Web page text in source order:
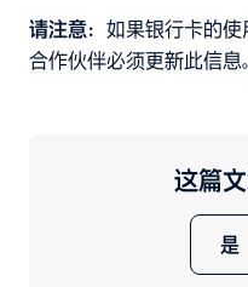
请注意： 如果银行卡的使
合作伙伴必须更新此信息。
这篇
是